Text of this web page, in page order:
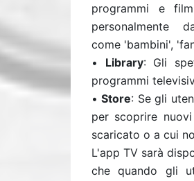
programmi e
come 'bambini',
• Library: Gli
programmi
•Store: Se gli
per scoprire
scaricato o a cui
L'app TV sarà
che quando gli